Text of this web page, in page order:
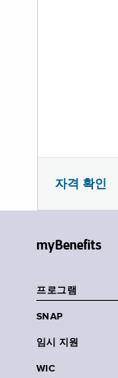
자격 확인
myBenefits
프로그램
SNAP
임시 지원
WIC